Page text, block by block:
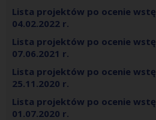
Lista projektów po ocenie
04.02.2022 r.
Lista projektów po ocenie
07.06.2021 r.
Lista projektów po ocenie
25.11.2020 r.
Lista projektów po ocenie
01.07.2020 r.